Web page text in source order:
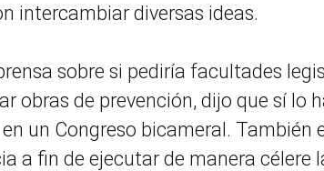
intercambiar diversas ideas.
sobre si pediría facultades
obras de prevención, dijo que sí lo
un Congreso bicameral. También
a fin de ejecutar de manera célere